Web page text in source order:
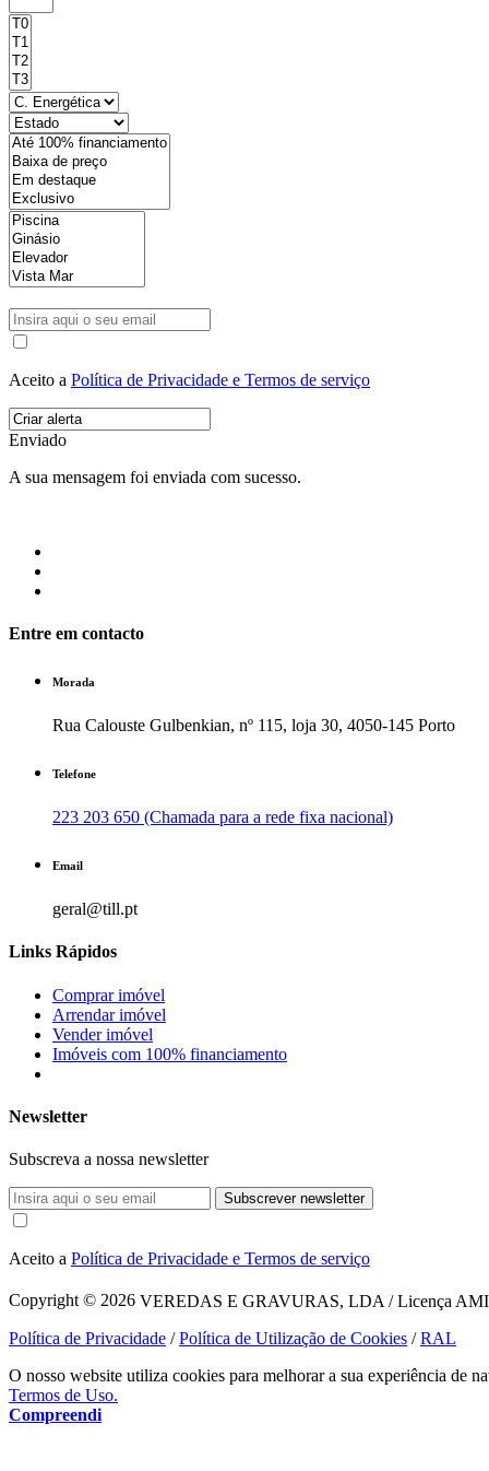
Aceito a Política de Privacidade e Termos de serviço
Enviado
A sua mensagem foi enviada com sucesso.
Entre em contacto
Morada
Rua Calouste Gulbenkian, nº 115, loja 30, 4050-145 Porto
Telefone
223 203 650 (Chamada para a rede fixa nacional)
Email
geral@till.pt
Links Rápidos
Comprar imóvel
Arrendar imóvel
Vender imóvel
Imóveis com 100% financiamento
Newsletter
Subscreva a nossa newsletter
Subscrever newsletter
Aceito a Política de Privacidade e Termos de serviço
Copyright © 2026 VEREDAS E GRAVURAS, LDA / Licença AMI
Política de Privacidade /Política de Utilização de Cookies /RAL
O nosso website utiliza cookies para melhorar a sua experiência de
Termos de Uso.
Compreendi